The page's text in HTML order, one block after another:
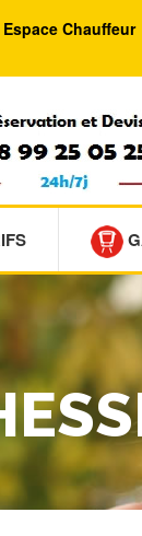
Espace Chauffeur